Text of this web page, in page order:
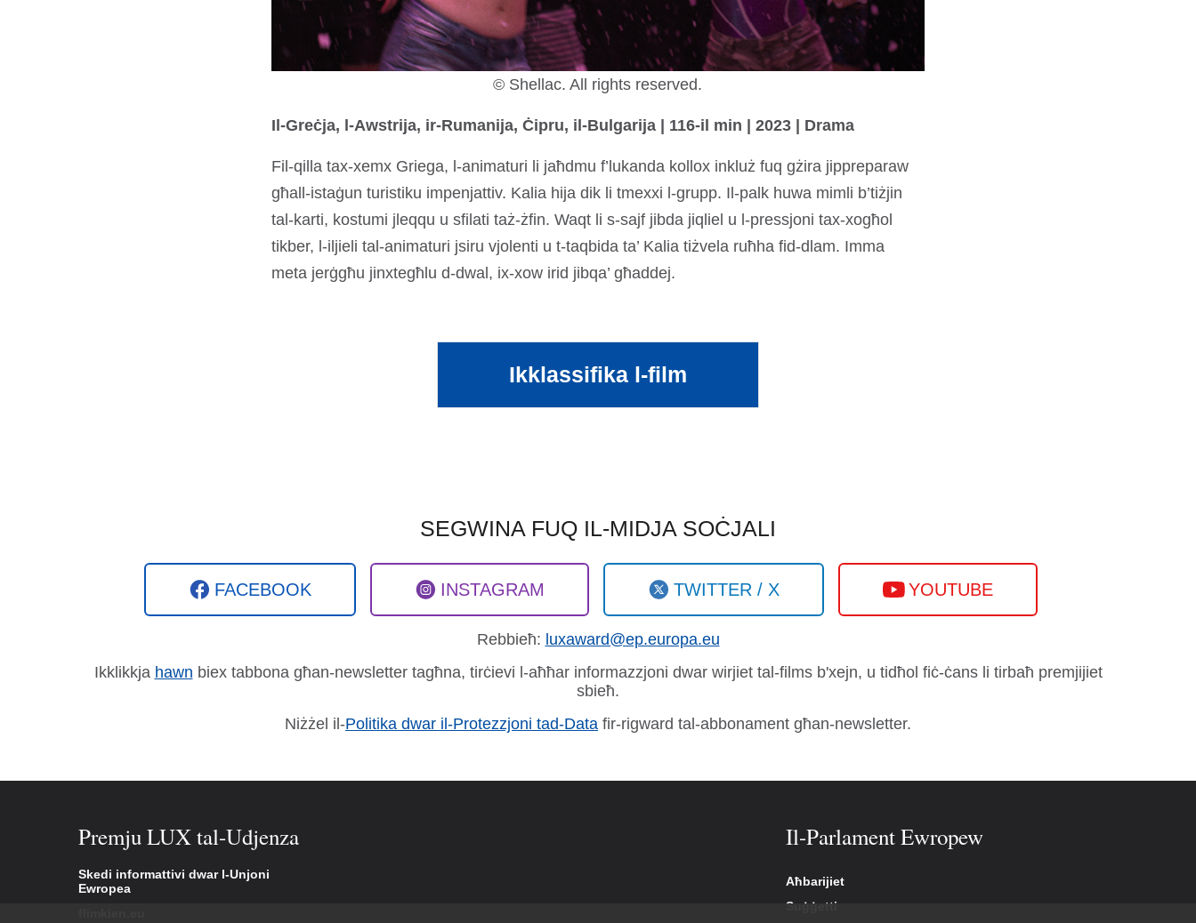
© Shellac. All rights reserved.
Il-Greċja, l-Awstrija, ir-Rumanija, Ċipru, il-Bulgarija | 116-il min | 2023 | Drama
Fil-qilla tax-xemx Griega, l-animaturi li jaħdmu f’lukanda kollox inkluż fuq gżira jippreparaw
għall-istaġun turistiku impenjattiv. Kalia hija dik li tmexxi l-grupp. Il-palk huwa mimli b’tiżjin
tal-karti, kostumi jleqqu u sfilati taż-żfin. Waqt li s-sajf jibda jiqliel u l-pressjoni tax-xogħol
tikber, l-iljieli tal-animaturi jsiru vjolenti u t-taqbida ta’ Kalia tiżvela ruħha fid-dlam. Imma
meta jerġgħu jinxtegħlu d-dwal, ix-xow irid jibqa’ għaddej.
Ikklassifika l-film
SEGWINA FUQ IL-MIDJA SOĊJALI
FACEBOOK INSTAGRAM TWITTER / X YOUTUBE
Rebbieħ: luxaward@ep.europa.eu
Ikklikkja hawn biex tabbona għan-newsletter tagħna, tirċievi l-aħħar informazzjoni dwar wirjiet tal-films b'xejn, u tidħol fiċ-ċans li tirbaħ premjijiet
sbieħ.
Niżżel il-Politika dwar il-Protezzjoni tad-Data fir-rigward tal-abbonament għan-newsletter.
Premju LUX tal-Udjenza
Skedi informattivi dwar l-Unjoni
Ewropea
Il-Parlament Ewropew
Aħbarijiet
Suġġetti